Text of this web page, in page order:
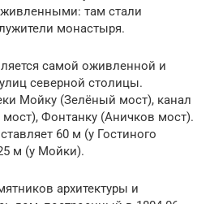
там стали
монастыря.
самой оживленной и
северной столицы.
Мойку (Зелёный мост), канал
Фонтанку (Аничков мост).
60 м (у Гостиного
м (у Мойки).
архитектуры и